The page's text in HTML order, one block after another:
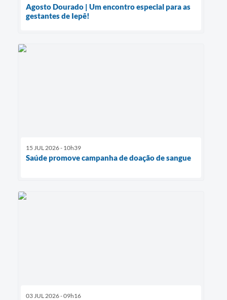
Agosto Dourado | Um encontro especial para as
gestantes de Iepê!
15 JUL 2026 - 10h39
Saúde promove campanha de doação de sangue
03 JUL 2026 - 09h16